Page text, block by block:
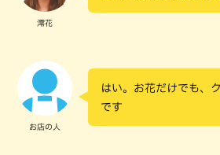
澪花
お店の人
はい。お花だけでも、
です